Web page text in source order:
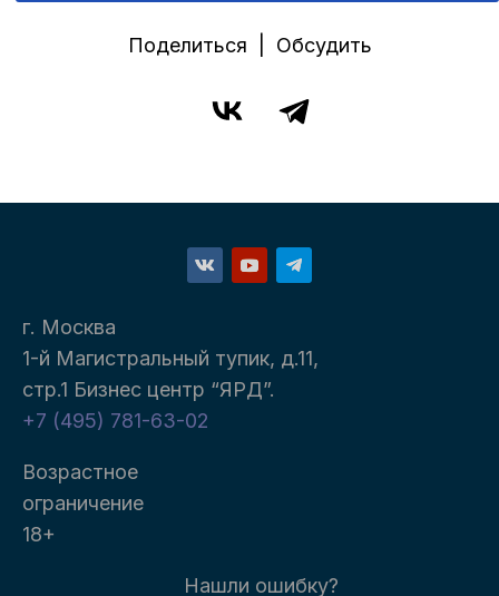
Поделиться | Обсудить
г. Москва
1-й Магистральный тупик, д.11,
стр.1 Бизнес центр “ЯРД”.
+7 (495) 781-63-02
Возрастное
ограничение
18+
Нашли ошибку?